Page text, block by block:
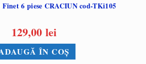
6 piese CRACIUN cod-TKi105
129,00 lei
ÎN COȘ